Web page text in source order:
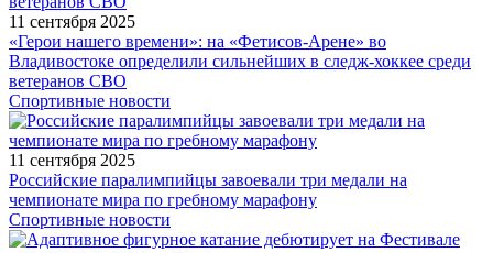
11 сентября 2025
«Герои нашего времени»: на «Фетисов-Арене» во
Владивостоке определили сильнейших в следж-хоккее среди
ветеранов СВО
Спортивные новости
11 сентября 2025
Российские паралимпийцы завоевали три медали на
чемпионате мира по гребному марафону
Спортивные новости